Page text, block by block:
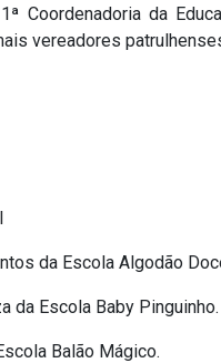
Coordenadoria da
vereadores
da Escola Algodão
da Escola Baby Pinguinho.
Balão Mágico.